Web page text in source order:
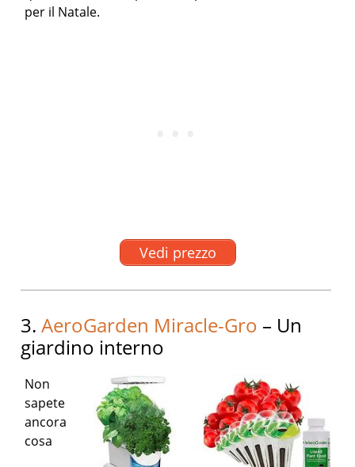
per il Natale.
Vedi prezzo
3.AeroGarden Miracle-Gro – Un
giardino interno
Non
sapete
ancora
cosa